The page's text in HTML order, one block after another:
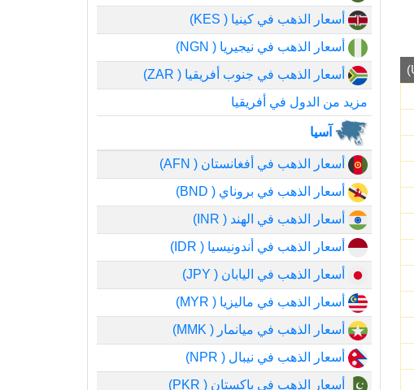
أسعار الذهب في كينيا ( KES)
أسعار الذهب في نيجيريا ( NGN)
أسعار الذهب في جنوب أفريقيا ( ZAR)
مزيد من الدول في أفريقيا
آسيا
أسعار الذهب في أفغانستان ( AFN)
أسعار الذهب في بروناي ( BND)
أسعار الذهب في الهند ( INR)
أسعار الذهب في أندونيسيا ( IDR)
أسعار الذهب في اليابان ( JPY)
أسعار الذهب في ماليزيا ( MYR)
أسعار الذهب في ميانمار ( MMK)
أسعار الذهب في نيبال ( NPR)
أسعار الذهب في باكستان ( PKR)